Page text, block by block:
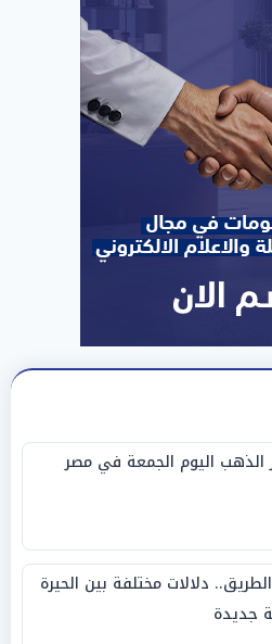
الذهب اليوم الجمعة في مصر
دلالات مختلفة بين الحيرة
جديدة